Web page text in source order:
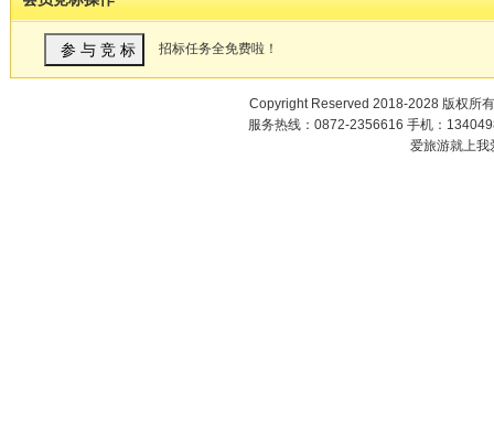
招标任务全免费啦！
Copyright Reserved 2018-2028 版权所
服务热线：0872-2356616 手机：
爱旅游就上我